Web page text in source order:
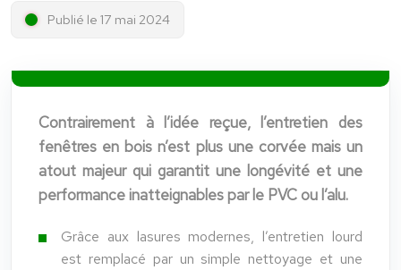
Publié le 17 mai 2024
Contrairement à l’idée reçue, l’entretien des
fenêtres en bois n’est plus une corvée mais un
atout majeur qui garantit une longévité et une
performance inatteignables par le PVC ou l’alu.
Grâce aux lasures modernes, l’entretien lourd
est remplacé par un simple nettoyage et une